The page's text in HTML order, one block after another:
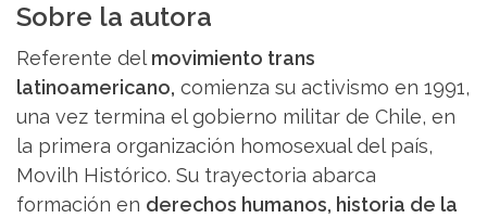
Sobre la autora
Referente delmovimiento trans
latinoamericano, comienza su activismo en 1991,
una vez termina el gobierno militar de Chile, en
la primera organización homosexual del país,
Movilh Histórico. Su trayectoria abarca
formación en derechos humanos, historia de la